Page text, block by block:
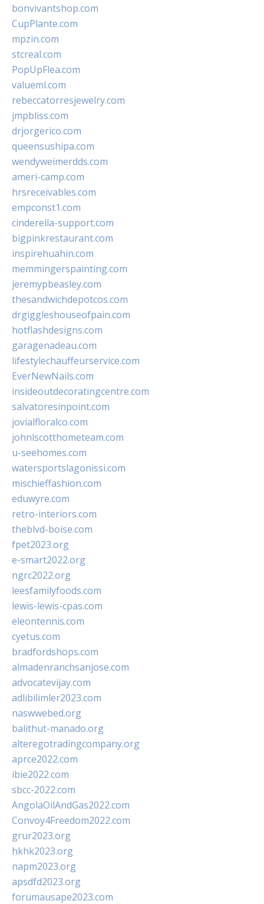
bonvivantshop.com
CupPlante.com
mpzin.com
stcreal.com
PopUpFlea.com
valueml.com
rebeccatorresjewelry.com
jmpbliss.com
drjorgerico.com
queensushipa.com
wendyweimerdds.com
ameri-camp.com
hrsreceivables.com
empconst1.com
cinderella-support.com
bigpinkrestaurant.com
inspirehuahin.com
memmingerspainting.com
jeremypbeasley.com
thesandwichdepotcos.com
drgiggleshouseofpain.com
hotflashdesigns.com
garagenadeau.com
lifestylechauffeurservice.com
EverNewNails.com
insideoutdecoratingcentre.com
salvatoresinpoint.com
jovialfloralco.com
johnlscotthometeam.com
u-seehomes.com
watersportslagonissi.com
mischieffashion.com
eduwyre.com
retro-interiors.com
theblvd-boise.com
fpet2023.org
e-smart2022.org
ngrc2022.org
leesfamilyfoods.com
lewis-lewis-cpas.com
eleontennis.com
cyetus.com
bradfordshops.com
almadenranchsanjose.com
advocatevijay.com
adlibilimler2023.com
naswwebed.org
balithut-manado.org
alteregotradingcompany.org
aprce2022.com
ibie2022.com
sbcc-2022.com
AngolaOilAndGas2022.com
Convoy4Freedom2022.com
grur2023.org
hkhk2023.org
napm2023.org
apsdfd2023.org
forumausape2023.com